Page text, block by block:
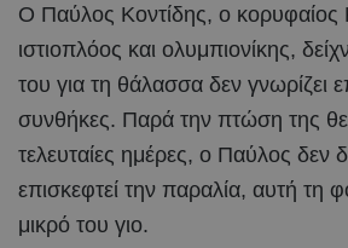
Ο Παύλος Κοντίδης, ο κορυφαίος
ιστιοπλόος και ολυμπιονίκης,
του για τη θάλασσα δεν γνωρίζει
συνθήκες. Παρά την πτώση της
τελευταίες ημέρες, ο Παύλος δεν
επισκεφτεί την παραλία, αυτή τη
μικρό του γιο.